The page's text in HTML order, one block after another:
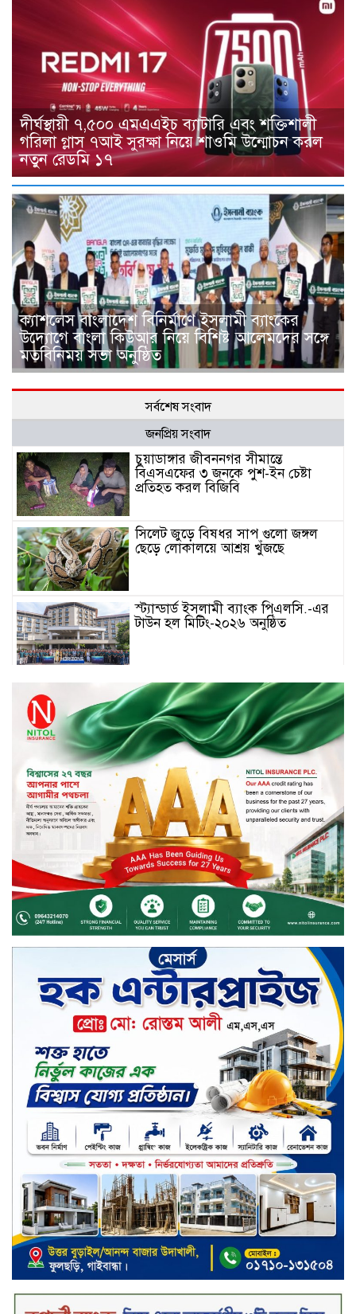
দীর্ঘস্থায়ী ৭,৫০০ এমএএইচ ব্যাটারি এবং শক্তিশালী
গরিলা গ্লাস ৭আই সুরক্ষা নিয়ে শাওমি উন্মোচন করল
নতুন রেডমি ১৭
ক্যাশলেস বাংলাদেশ বিনির্মাণে ইসলামী ব্যাংকের
উদ্যোগে বাংলা কিউআর নিয়ে বিশিষ্ট আলেমদের সঙ্গে
মতবিনিময় সভা অনুষ্ঠিত
সর্বশেষ সংবাদ
জনপ্রিয় সংবাদ
চুয়াডাঙ্গার জীবননগর সীমান্তে
বিএসএফের ৩ জনকে পুশ-ইন চেষ্টা
প্রতিহত করল বিজিবি
সিলেট জুড়ে বিষধর সাপ গুলো জঙ্গল
ছেড়ে লোকালয়ে আশ্রয় খুঁজছে
স্ট্যান্ডার্ড ইসলামী ব্যাংক পিএলসি.-এর
টাউন হল মিটিং-২০২৬ অনুষ্ঠিত
বিদায়ী সপ্তাহে দর পতনের শীর্ষে এস
আলম কোল্ড রোল্ড
বিদায়ী সপ্তাহে দর বৃদ্ধির শীর্ষে ফারইস্ট
ফাইন্যান্স
বিদায়ী সপ্তাহে লেনদেনের শীর্ষে শার্প
ইন্ডাস্ট্রিজ
চুয়াডাঙ্গায় বিএআরআই’র কৃষি গবেষণা
কেন্দ্র, মেহেরপুর এর আঞ্চলিক রিভিউ
কর্মশালা/২০২৫-২৬ অনুষ্ঠিত
মুসলিম নিকাহ রেজিস্ট্রার কল্যাণ
পরিষদের সম্মেলন অনুষ্ঠিত
দীর্ঘস্থায়ী ৭,৫০০ এমএএইচ ব্যাটারি
এবং শক্তিশালী গরিলা গ্লাস ৭আই সুরক্ষা
নিয়ে শাওমি উন্মোচন করল নতুন রেডমি
১৭
খালেদা জিয়ার গাড়ীতে হামলাকারী
রুবেলের গোত্রীয় সন্ত্রাসীদের গ্রেফতারের
দাবি
ক্যাশলেস বাংলাদেশ বিনির্মাণে
ইসলামী ব্যাংকের উদ্যোগে বাংলা
কিউআর নিয়ে বিশিষ্ট আলেমদের সঙ্গে
মতবিনিময় সভা অনুষ্ঠিত
‘শেখ হাসিনা ডিসেম্বরে ফিরলে গণহত্যার
দায় নিয়ে কারাগারে যাবেন,’ আইনমন্ত্রী